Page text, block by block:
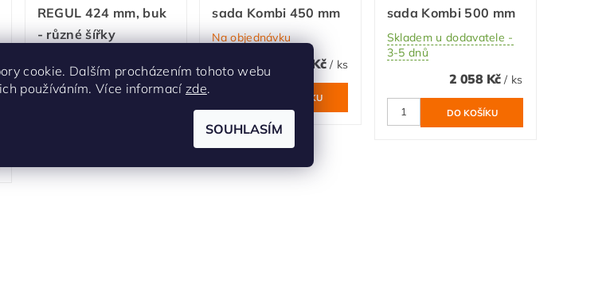
REGUL 424 mm, buk
- různé šířky
1-2 týdny
sada Kombi 450 mm
Na objednávku
2 276 Kč / ks
sada Kombi 500 mm
Skladem u dodavatele -
3-5 dnů
2 058 Kč/ ks
cookie. Dalším procházením tohoto webu
používáním. Více informací zde.
SOUHLASÍM